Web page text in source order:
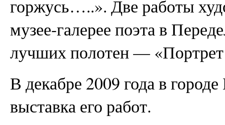
горжусь…..». Две работы
музее-галерее поэта в
лучших полотен — «Портрет
В декабре 2009 года в
выставка его работ.